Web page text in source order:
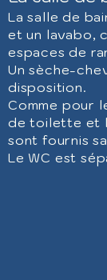
La salle de
et un lavabo,
espaces de
Un sèche-
disposition.
Comme pour
de toilette et
sont fournis
Le WC est